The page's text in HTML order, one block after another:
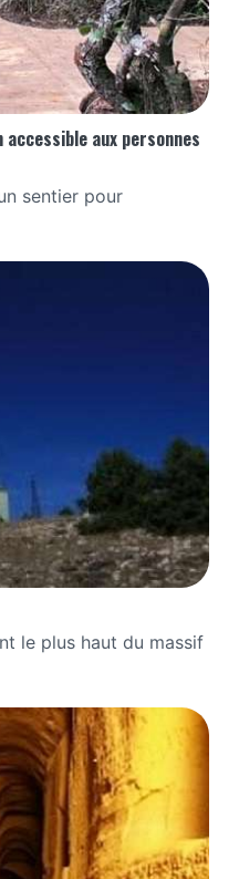
aux personnes
sentier pour
le plus haut du massif